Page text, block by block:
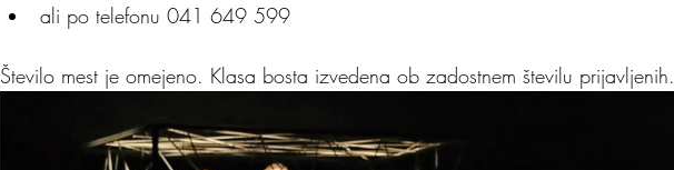
ali po telefonu 041 649 599
Število mest je omejeno. Klasa bosta izvedena ob zadostnem številu prijavljenih.